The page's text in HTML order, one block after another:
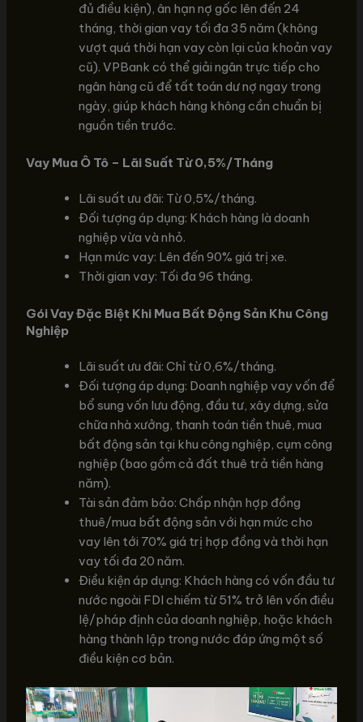
đủ điều kiện), ân hạn nợ gốc lên đến 24
tháng, thời gian vay tối đa 35 năm (không
vượt quá thời hạn vay còn lại của khoản vay
cũ). VPBank có thể giải ngân trực tiếp cho
ngân hàng cũ để tất toán dư nợ ngay trong
ngày, giúp khách hàng không cần chuẩn bị
nguồn tiền trước.
Vay Mua Ô Tô – Lãi Suất Từ 0,5%/Tháng
Lãi suất ưu đãi: Từ 0,5%/tháng.
Đối tượng áp dụng: Khách hàng là doanh
nghiệp vừa và nhỏ.
Hạn mức vay: Lên đến 90% giá trị xe.
Thời gian vay: Tối đa 96 tháng.
Gói Vay Đặc Biệt Khi Mua Bất Động Sản Khu Công
Nghiệp
Lãi suất ưu đãi: Chỉ từ 0,6%/tháng.
Đối tượng áp dụng: Doanh nghiệp vay vốn để
bổ sung vốn lưu động, đầu tư, xây dựng, sửa
chữa nhà xưởng, thanh toán tiền thuê, mua
bất động sản tại khu công nghiệp, cụm công
nghiệp (bao gồm cả đất thuê trả tiền hàng
năm).
Tài sản đảm bảo: Chấp nhận hợp đồng
thuê/mua bất động sản với hạn mức cho
vay lên tới 70% giá trị hợp đồng và thời hạn
vay tối đa 20 năm.
Điều kiện áp dụng: Khách hàng có vốn đầu tư
nước ngoài FDI chiếm từ 51% trở lên vốn điều
lệ/pháp định của doanh nghiệp, hoặc khách
hàng thành lập trong nước đáp ứng một số
điều kiện cơ bản.